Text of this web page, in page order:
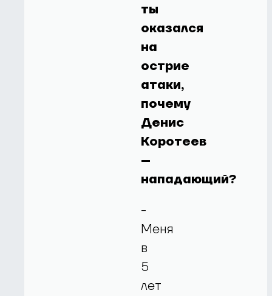
ты
оказался
на
острие
атаки,
почему
Денис
Коротеев
–
нападающий?
-
Меня
в
5
лет